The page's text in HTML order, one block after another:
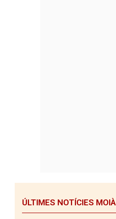
ÚLTIMES NOTÍCIES MOIÀ